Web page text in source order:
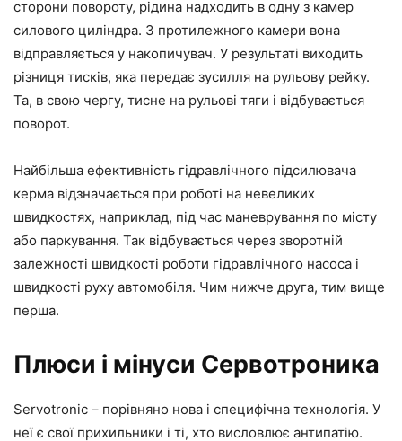
сторони повороту, рідина надходить в одну з камер
силового циліндра. З протилежного камери вона
відправляється у накопичувач. У результаті виходить
різниця тисків, яка передає зусилля на рульову рейку.
Та, в свою чергу, тисне на рульові тяги і відбувається
поворот.
Найбільша ефективність гідравлічного підсилювача
керма відзначається при роботі на невеликих
швидкостях, наприклад, під час маневрування по місту
або паркування. Так відбувається через зворотній
залежності швидкості роботи гідравлічного насоса і
швидкості руху автомобіля. Чим нижче друга, тим вище
перша.
Плюси і мінуси Сервотроника
Servotronic – порівняно нова і специфічна технологія. У
неї є свої прихильники і ті, хто висловлює антипатію.